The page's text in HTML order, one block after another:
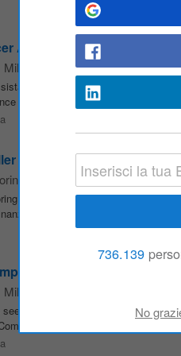
Assistant
Milano
Missions You will join
and Financial Security Risk
Italia Milano
Italia è la società del Gruppo
i crediti commerciali in Italia
Assistant
Milano
a Compliance Officer
Officer and senior team
736.139